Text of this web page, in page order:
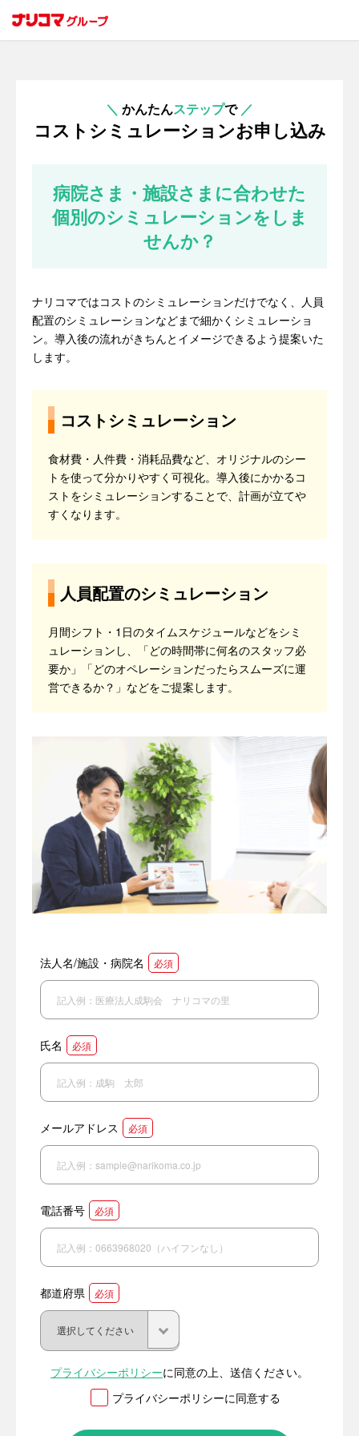
＼ かんたんステップで ／
コストシミュレーションお申し込み
病院さま・施設さまに合わせた
個別のシミュレーションをしま
せんか？
ナリコマではコストのシミュレーションだけでなく、人員
配置のシミュレーションなどまで細かくシミュレーショ
ン。導入後の流れがきちんとイメージできるよう提案いた
します。
コストシミュレーション
食材費・人件費・消耗品費など、オリジナルのシー
トを使って分かりやすく可視化。導入後にかかるコ
ストをシミュレーションすることで、計画が立てや
すくなります。
人員配置のシミュレーション
月間シフト・1日のタイムスケジュールなどをシミ
ュレーションし、「どの時間帯に何名のスタッフ必
要か」「どのオペレーションだったらスムーズに運
営できるか？」などをご提案します。
法人名/施設・病院名 必須
氏名 必須
メールアドレス 必須
電話番号 必須
都道府県 必須
プライバシーポリシーに同意の上、送信ください。
プライバシーポリシーに同意する